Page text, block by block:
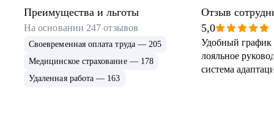
Преимущества и льготы
На основании 247 отзывов
Своевременная оплата труда — 205
Медицинское страхование — 178
Удаленная работа — 163
Отзыв
5,0
Удобный график
лояльное
система